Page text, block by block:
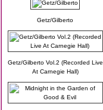
Getz/Gilberto
Getz/Gilberto Vol.2 (Recorded Live
At Carnegie Hall)